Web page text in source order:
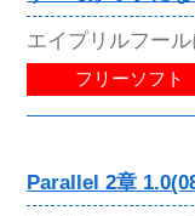
エイプリルフー
フリーソフト
Parallel 2章